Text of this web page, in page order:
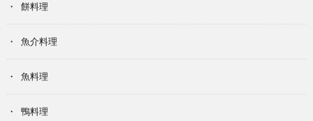
餅料理
魚介料理
魚料理
鴨料理